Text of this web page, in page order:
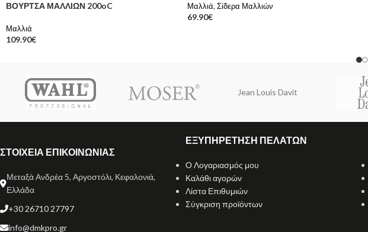
ΒΟΥΡΤΣΑ ΜΑΛΛΙΩΝ 200oC
Μαλλιά
109.90€
Μαλλιά, Σίδερα Μαλλιών
69.90€
Jean Louis Davit
ΣΤΟΙΧΕΙΑ ΕΠΙΚΟΙΝΩΝΙΑΣ
Μεταξά Ανδρέα 5, Αργοστόλι, Κεφαλονιά,
Ελλάδα
+30 26710 27797
info@dmkpro.gr
ΕΞΥΠΗΡΕΤΗΣΗ ΠΕΛΑΤΩΝ
Ο Λογαριασμός μου
Καλάθι αγορών
Λίστα Επιθυμιών
Σύγκριση προϊόντων